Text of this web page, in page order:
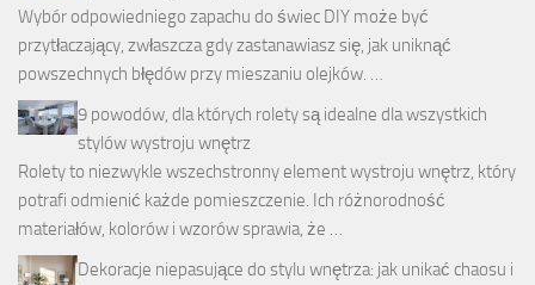
Wybór odpowiedniego zapachu do świec DIY może być
przytłaczający, zwłaszcza gdy zastanawiasz się, jak uniknąć
powszechnych błędów przy mieszaniu olejków. …
9 powodów, dla których rolety są idealne dla wszystkich
stylów wystroju wnętrz
Rolety to niezwykle wszechstronny element wystroju wnętrz, który
potrafi odmienić każde pomieszczenie. Ich różnorodność
materiałów, kolorów i wzorów sprawia, że …
Dekoracje niepasujące do stylu wnętrza: jak unikać chaosu i